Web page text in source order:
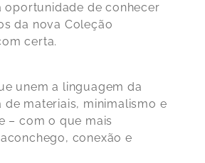
oportunidade de conhecer
da nova Coleção
certa.
unem a linguagem da
de materiais, minimalismo e
– com o que mais
conexão e